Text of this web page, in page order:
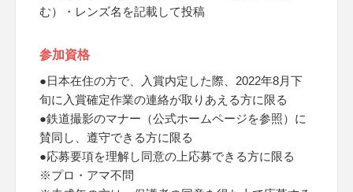
む）・レンズ名を記載して投稿
参加資格
●日本在住の方で、入賞内定した際、2022年8月下
旬に入賞確定作業の連絡が取りあえる方に限る
●鉄道撮影のマナー（公式ホームページを参照）に
賛同し、遵守できる方に限る
●応募要項を理解し同意の上応募できる方に限る
※プロ・アマ不問